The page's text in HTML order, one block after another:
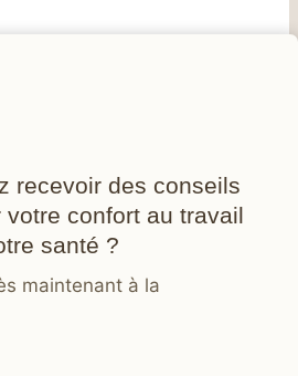
recevoir des conseils
votre confort au travail
santé ?
maintenant à la